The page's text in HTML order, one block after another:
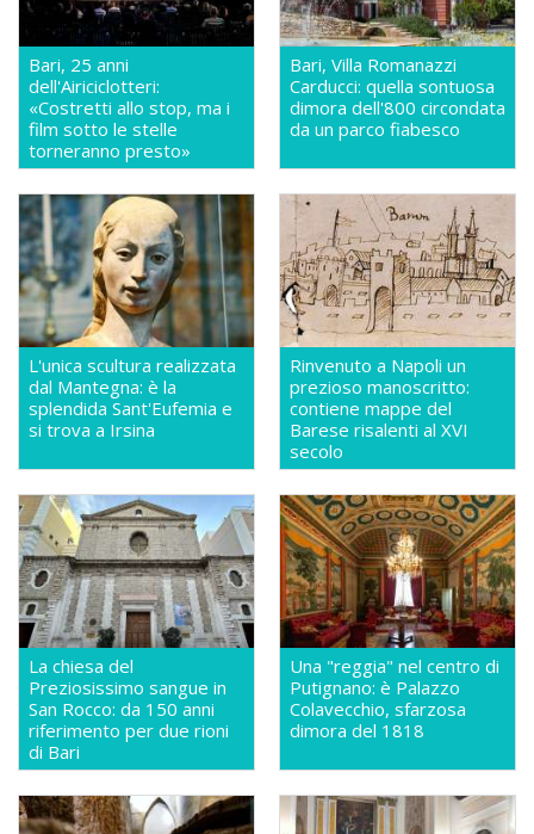
Bari, 25 anni
dell'Airiciclotteri:
«Costretti allo stop, ma i
film sotto le stelle
torneranno presto»
Bari, Villa Romanazzi
Carducci: quella sontuosa
dimora dell'800 circondata
da un parco fiabesco
L'unica scultura realizzata
dal Mantegna: è la
splendida Sant'Eufemia e
si trova a Irsina
Rinvenuto a Napoli un
prezioso manoscritto:
contiene mappe del
Barese risalenti al XVI
secolo
La chiesa del
Preziosissimo sangue in
San Rocco: da 150 anni
riferimento per due rioni
di Bari
Una "reggia" nel centro di
Putignano: è Palazzo
Colavecchio, sfarzosa
dimora del 1818